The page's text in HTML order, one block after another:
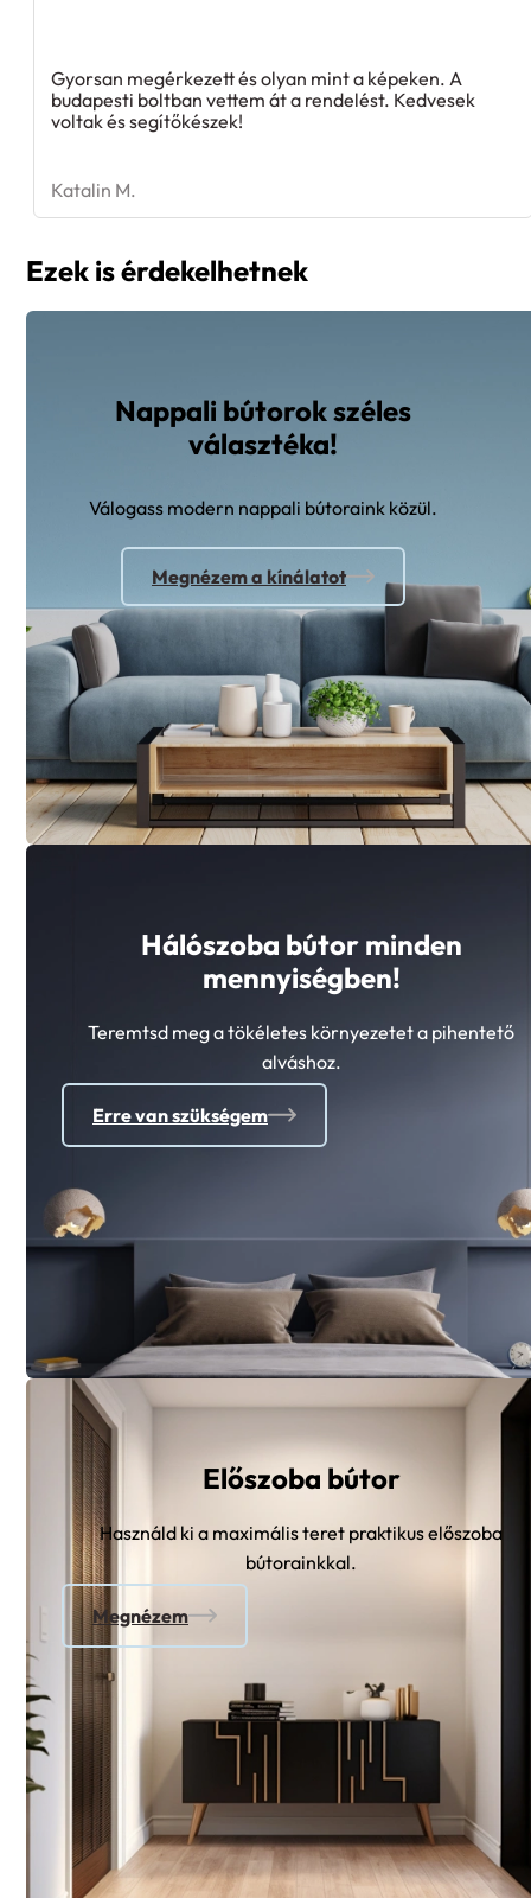
Gyorsan megérkezett és olyan mint a képeken. A
budapesti boltban vettem át a rendelést. Kedvesek
voltak és segítőkészek!
Katalin M.
Ezek is érdekelhetnek
Nappali bútorok széles
választéka!
Válogass modern nappali bútoraink közül.
Megnézem a kínálatot
Hálószoba bútor minden
mennyiségben!
Teremtsd meg a tökéletes környezetet a pihentető
alváshoz.
Erre van szükségem
Előszoba bútor
Használd ki a maximális teret praktikus előszoba
bútorainkkal.
Megnézem